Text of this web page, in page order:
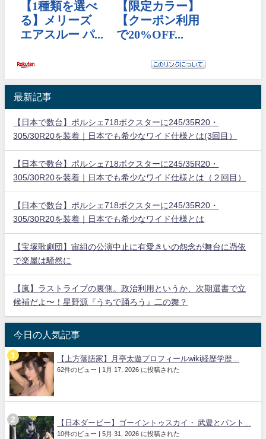
最新記事
【日本で数台】ポルシェ718ボクスターに245/35R20・
305/30R20を装着｜日本でも希少なワイド仕様とは(3回目）
【日本で数台】ポルシェ718ボクスターに245/35R20・
305/30R20を装着｜日本でも希少なワイド仕様とは（２回目）
【日本で数台】ポルシェ718ボクスターに245/35R20・
305/30R20を装着｜日本でも希少なワイド仕様とは
【宝塚歌劇団】宙組の公演中止に有愛きいの怨念が舞台に憑依
で楽屋は騒然に
【嵐】ラストライブの裏側。政治利用というか、次期選書で立
候補だよ〜！星野源『うちで踊ろう』二の舞？
今日の人気記事
【上方落語家】月亭太遊プロフィールwiki経歴学歴...
62件のビュー | 1月 17, 2026 に投稿された
【日本ダービー】ゴーイントゥスカイ・ 武豊とパント...
10件のビュー | 5月 31, 2026 に投稿された